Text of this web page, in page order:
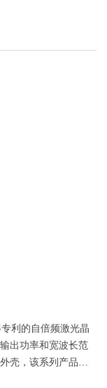
氧能与附近的生物
变细胞。与传统疗
设备，该设备已在医
利的自倍频激光晶
出功率和宽波长范
壳，该系列产品十